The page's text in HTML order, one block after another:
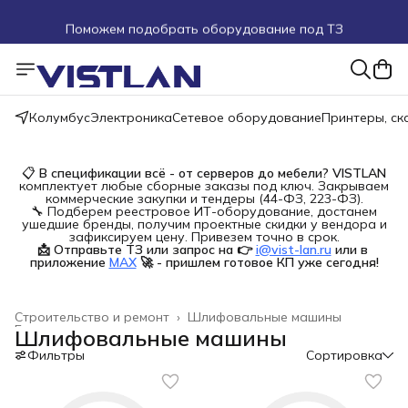
Поможем подобрать оборудование под ТЗ
Пуско-наладочные работы
Пришлите запрос на e-mail или в чат
КолумбусЭлектроникаСетевое оборудованиеПринтеры,
📋 В спецификации всё - от серверов до мебели? VISTLAN
комплектует любые сборные заказы под ключ. Закрываем
коммерческие закупки и тендеры (44-ФЗ, 223-ФЗ).
🔧 Подберем реестровое ИТ-оборудование, достанем
ушедшие бренды, получим проектные скидки у вендора и
зафиксируем цену. Привезем точно в срок.
📩 Отправьте ТЗ или запрос на 👉 i@vist-lan.ru или в
приложение MAX 🚀 - пришлем готовое КП уже сегодня!
Шлифовальные машины
Строительство и ремонт ›
Главная ›
Шлифовальные машины
Фильтры Сортировка